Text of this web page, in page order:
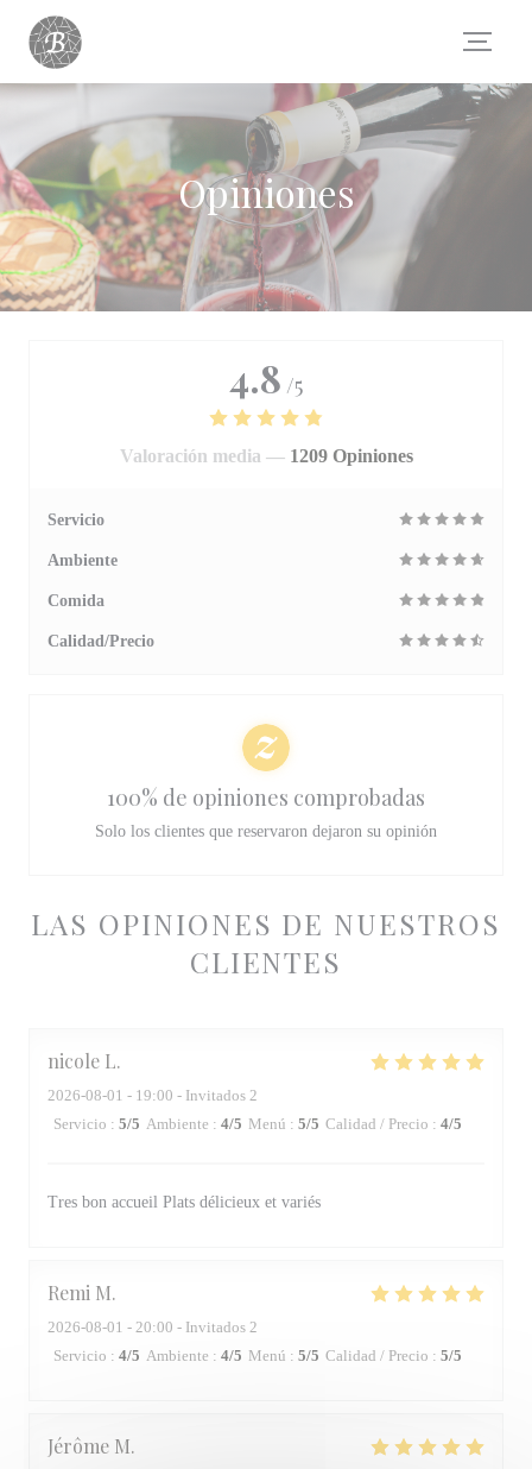
Personalización de sus opciones de cookies
Opiniones
LAS OPINIONES DE NUESTROS
CLIENTES
nicole L
2026-08-01 - 19:00 - Invitados 2
Servicio : 5/5 Ambiente : 4/5 Menú : 5/5 Calidad / Precio : 4/5
Tres bon accueil Plats délicieux et variés
Remi M
2026-08-01 - 20:00 - Invitados 2
Servicio : 4/5 Ambiente : 4/5 Menú : 5/5 Calidad / Precio : 5/5
Jérôme M
4.8 /5
Valoración media — 1209 Opiniones
Servicio
Ambiente
Comida
Calidad/Precio
100% de opiniones comprobadas
Solo los clientes que reservaron dejaron su opinión